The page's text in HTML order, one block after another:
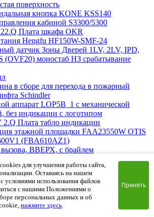
поверхность
кнопка KONE KSS140
кабиной S3300/5300
Плата шкафа OKR
Hengfu HF150W-SMF-24
датчик Зоны Дверей 1LV, 2LV, IPD,
(OVF20) моностаб НЗ срабатывание
в сборе для перехода в пожарный
Schindler
аппарат LOP5B_1 с механической
без индикации с логотипом
Плата табло индикации
этажной площадки FAA23550W OTIS
(FBA610AZ1)
ВВЕРХ, с брайлем
вызова, промежуточный этаж, с брайлем
Плата приказного аппарата
панель LOP GS 100 P-2WSF
этаж), белый, накладной
1.Q Плата табло индикации
Плата этажная
1.Q Плата индикиции, красный цвет на
для улучшения работы сайта,
Оставаясь на нашем
условиями использования файлов
с нашими Положениями о
персональных данных и об
нажмите здесь.
Принять